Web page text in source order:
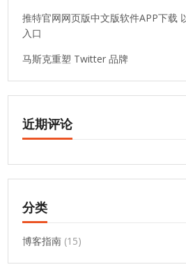
推特官网网页版中文版软件APP下载
入口
马斯克重塑 Twitter 品牌
近期评论
分类
博客指南 (15)